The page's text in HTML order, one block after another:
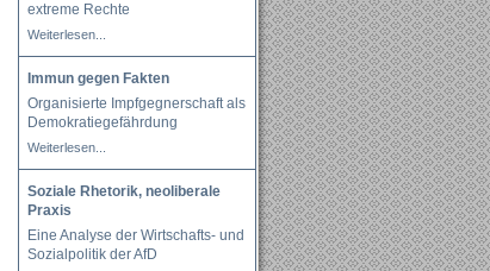
extreme Rechte
Weiterlesen...
Immun gegen Fakten
Organisierte Impfgegnerschaft als
Demokratiegefährdung
Weiterlesen...
Soziale Rhetorik, neoliberale
Praxis
Eine Analyse der Wirtschafts- und
Sozialpolitik der AfD